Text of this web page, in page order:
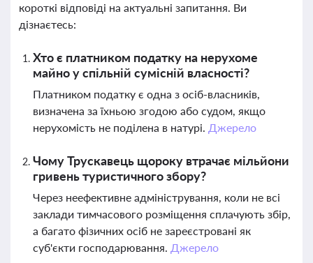
короткі відповіді на актуальні запитання. Ви
дізнаєтесь:
Хто є платником податку на нерухоме
майно у спільній сумісній власності?
Платником податку є одна з осіб-власників,
визначена за їхньою згодою або судом, якщо
нерухомість не поділена в натурі. Джерело
Чому Трускавець щороку втрачає мільйони
гривень туристичного збору?
Через неефективне адміністрування, коли не всі
заклади тимчасового розміщення сплачують збір,
а багато фізичних осіб не зареєстровані як
суб'єкти господарювання. Джерело